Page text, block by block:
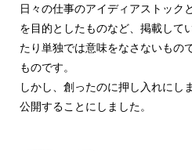
日々の仕事のアイディアストック
を目的としたものなど、掲載して
たり単独では意味をなさないもの
ものです。
しかし、創ったのに押し入れにし
公開することにしました。